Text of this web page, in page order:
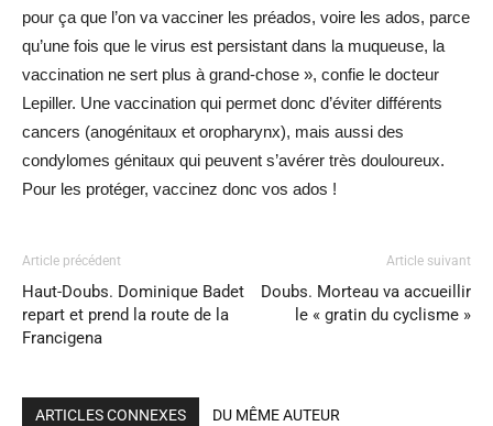
pour ça que l’on va vacciner les préados, voire les ados, parce
qu’une fois que le virus est persistant dans la muqueuse, la
vaccination ne sert plus à grand-chose », confie le docteur
Lepiller. Une vaccination qui permet donc d’éviter différents
cancers (anogénitaux et oropharynx), mais aussi des
condylomes génitaux qui peuvent s’avérer très douloureux.
Pour les protéger, vaccinez donc vos ados !
Article précédent
Haut-Doubs. Dominique Badet
repart et prend la route de la
Francigena
Article suivant
Doubs. Morteau va accueillir
le « gratin du cyclisme »
ARTICLES CONNEXES DU MÊME AUTEUR